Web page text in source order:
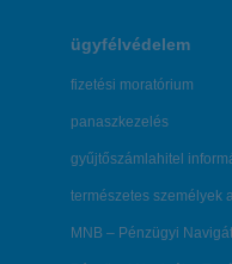
ügyfélvédelem
fizetési moratórium
panaszkezelés
gyűjtőszámlahitel
természetes személyek
MNB – Pénzügyi